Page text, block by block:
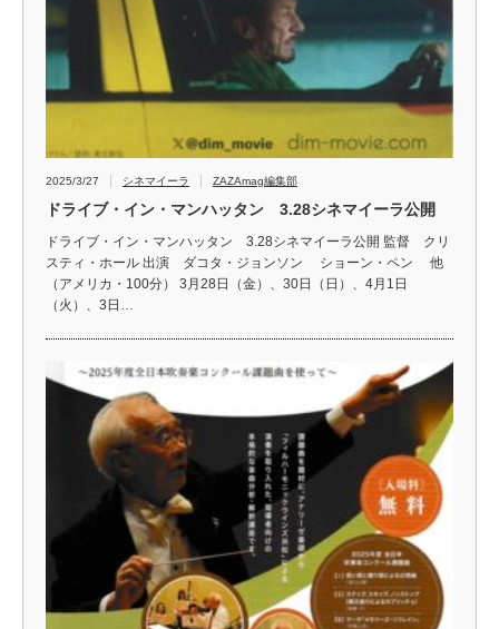
2025/3/27 シネマイーラ ZAZAmag編集部
ドライブ・イン・マンハッタン 3.28シネマイーラ公開
ドライブ・イン・マンハッタン 3.28シネマイーラ公開 監督 クリ
スティ・ホール 出演 ダコタ・ジョンソン ショーン・ペン 他
（アメリカ・100分） 3月28日（金）、30日（日）、4月1日
（火）、3日…